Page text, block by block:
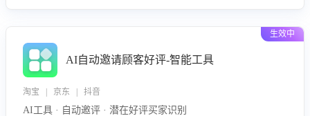
生效中
AI自动邀请顾客好评-智能工具
淘宝 | 京东 | 抖音
AI工具 · 自动邀评 · 潜在好评买家识别